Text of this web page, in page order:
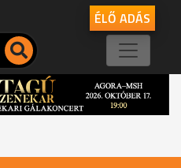
ÉLŐ ADÁS